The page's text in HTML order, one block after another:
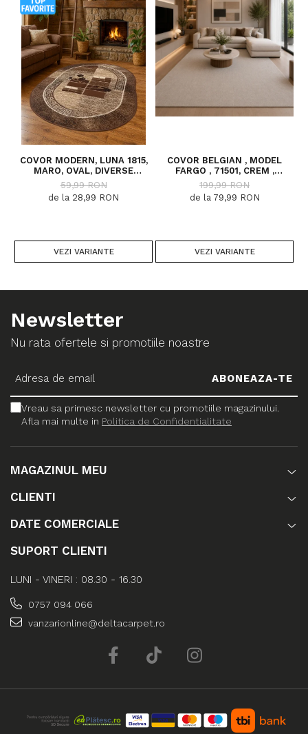
COVOR MODERN, LUNA 1815,
MARO, OVAL, DIVERSE
DIMENSIUNI, 1300 GR/MP
59,99 RON
de la 28,99 RON
VEZI VARIANTE
COVOR BELGIAN , MODEL
FARGO , 71501, CREM ,
DIVERSE DIMENSIUNI
199,99 RON
de la 79,99 RON
VEZI VARIANTE
Newsletter
Nu rata ofertele si promotiile noastre
Vreau sa primesc newsletter cu promotiile magazinului.
Afla mai multe in Politica de Confidentialitate
MAGAZINUL MEU
CLIENTI
DATE COMERCIALE
SUPORT CLIENTI
LUNI - VINERI : 08.30 - 16.30
0757 094 066
vanzarionline@deltacarpet.ro